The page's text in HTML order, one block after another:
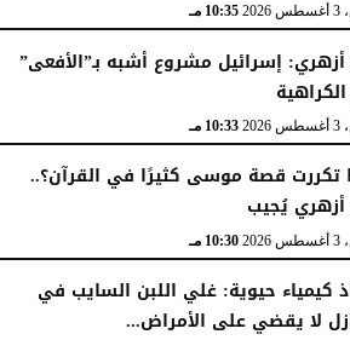
10:35 مـ
أزهري: إسرائيل مشروع أشبه بـ”الأفعى”
10:33 مـ
تكررت قصة موسى كثيرًا في القرآن؟..
أزهري يُجيب
10:30 مـ
كيمياء حيوية: غلي اللبن السايب في
لا يقضي على الأمراض...